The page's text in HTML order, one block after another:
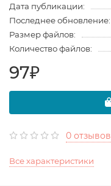
Дата публикации:
Последнее обновление:
Размер файлов:
Количество файлов:
97₽
0 отзывов
Все характеристики